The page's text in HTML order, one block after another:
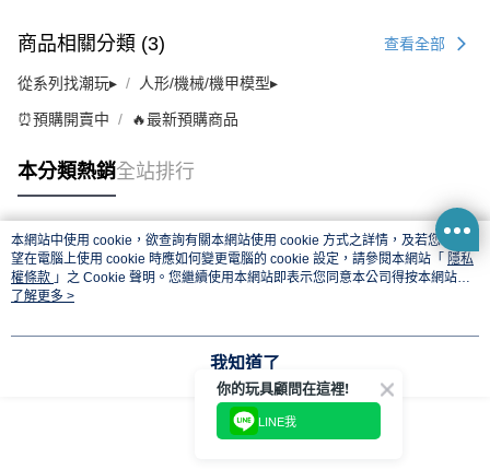
商品相關分類 (3) 查看全部
從系列找潮玩▸ 人形/機械/機甲模型▸
⏰預購開賣中 🔥最新預購商品
本分類熱銷全站排行
熱門標籤
本網站中使用 cookie，欲查詢有關本網站使用 cookie 方式之詳情，及若您不希
望在電腦上使用 cookie 時應如何變更電腦的 cookie 設定，請參閱本網站「 隱私
權條款 」之 Cookie 聲明。您繼續使用本網站即表示您同意本公司得按本網站使
用條款之 Cookie 聲明使用 cookie。
了解更多 >
我知道了
你的玩具顧問在這裡!
LINE我